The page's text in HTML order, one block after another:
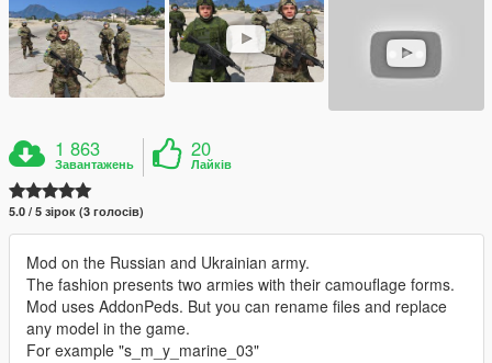
1 863
Завантажень
20
Лайків
5.0 / 5 зірок (3 голосів)
Mod on the Russian and Ukrainian army.
The fashion presents two armies with their camouflage forms.
Mod uses AddonPeds. But you can rename files and replace
any model in the game.
For example "s_m_y_marine_03"